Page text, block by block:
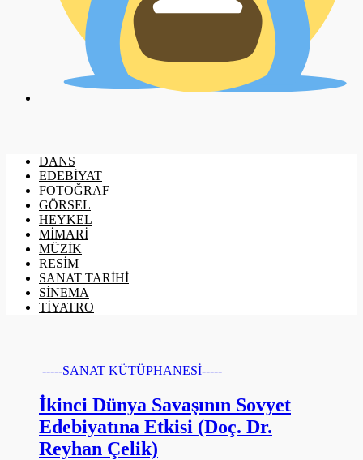
DANS
EDEBİYAT
FOTOĞRAF
GÖRSEL
HEYKEL
MİMARİ
MÜZİK
RESİM
SANAT TARİHİ
SİNEMA
TİYATRO
-----SANAT KÜTÜPHANESİ-----
İkinci Dünya Savaşının Sovyet
Edebiyatına Etkisi (Doç. Dr.
Reyhan Çelik)